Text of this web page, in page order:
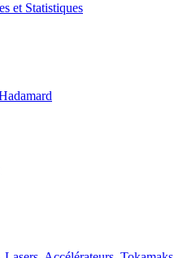
et Statistiques